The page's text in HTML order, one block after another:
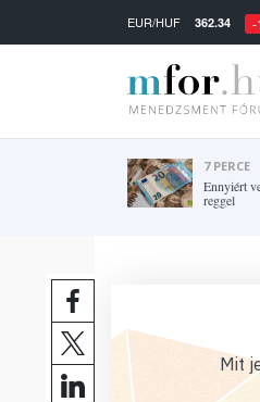
EUR/HUF 362.34 -
7 PERCE
Ennyiért
reggel
Mit